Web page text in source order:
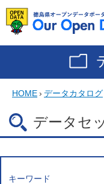
HOME› データカタログ
データセ
キーワード